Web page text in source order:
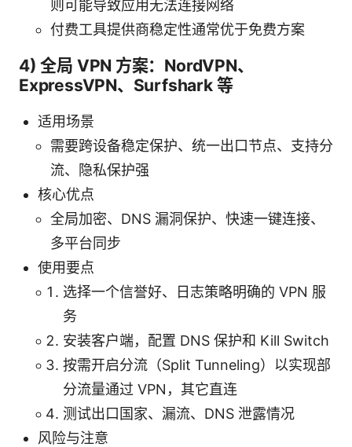
则可能导致应用无法连接网络
付费工具提供商稳定性通常优于免费方案
4) 全局 VPN 方案：NordVPN、
ExpressVPN、Surfshark 等
适用场景
需要跨设备稳定保护、统一出口节点、支持分
流、隐私保护强
核心优点
全局加密、DNS 漏洞保护、快速一键连接、
多平台同步
使用要点
选择一个信誉好、日志策略明确的 VPN 服
务
安装客户端，配置 DNS 保护和 Kill Switch
按需开启分流（Split Tunneling）以实现部
分流量通过 VPN，其它直连
测试出口国家、漏流、DNS 泄露情况
风险与注意